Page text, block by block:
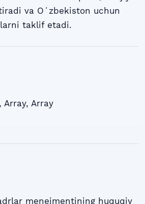
va Oʻzbekiston uchun
taklif etadi.
Array, Array
menejmentining huquqiy